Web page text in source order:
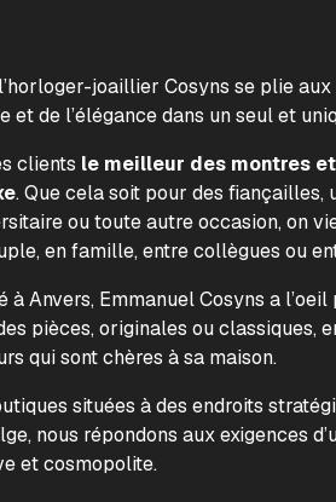
joaillier Cosyns se plie
et de l’élégance dans un seul et
clients le meilleur des montres
. Que cela soit pour des fiançailles,
ou toute autre occasion, on
en famille, entre collègues ou
Anvers, Emmanuel Cosyns a l’oeil
pièces, originales ou classiques,
qui sont chères à sa maison.
situées à des endroits
nous répondons aux exigences
et cosmopolite.